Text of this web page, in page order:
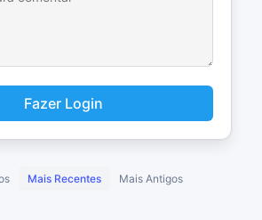
Fazer Login
Mais Recentes Mais Antigos